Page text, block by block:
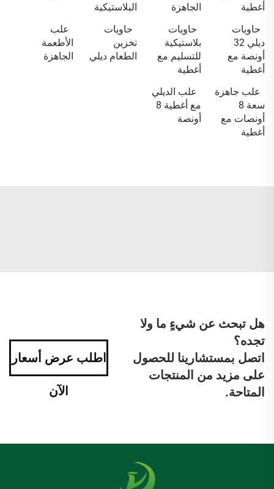
أغطية
الجاهزة
البلاستيكية
حاويات
ديلي 32
أونصة مع
أغطية
حاويات
بلاستيكية
للتسليم مع
أغطية
حاويات
تخزين
الطعام ديلي
علب
الأطعمة
الجاهزة
علب جاهزة
سعة 8
أونصات مع
أغطية
علب الديلي
مع أغطية 8
أونصة
هل تبحث عن شيءٍ ما ولا
تجده؟
اتصل بمستشارينا للحصول
على مزيد من المنتجات
المتاحة.
اطلب عرض أسعار
الآن